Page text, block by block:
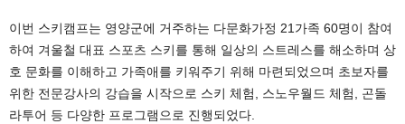
이번 스키캠프는 영양군에 거주하는 다문화가정 21가족 60명이 참여
하여 겨울철 대표 스포츠 스키를 통해 일상의 스트레스를 해소하며 상
호 문화를 이해하고 가족애를 키워주기 위해 마련되었으며 초보자를
위한 전문강사의 강습을 시작으로 스키 체험, 스노우월드 체험, 곤돌
라투어 등 다양한 프로그램으로 진행되었다.